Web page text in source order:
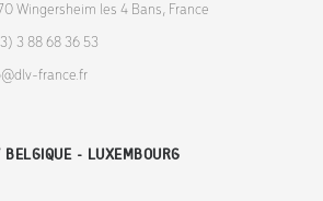
Wingersheim les 4 Bans, France
3 88 68 36 53
france.fr
BELGIQUE - LUXEMBOURG